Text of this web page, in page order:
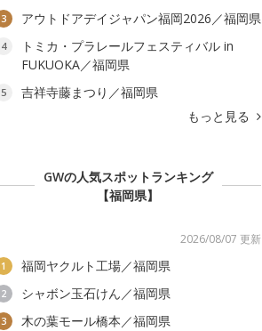
3 アウトドアデイジャパン福岡2026／福岡県
4
トミカ・プラレールフェスティバル in
FUKUOKA／福岡県
5
吉祥寺藤まつり／福岡県
もっと見る
GWの人気スポットランキング
【福岡県】
2026/08/07 更新
1 福岡ヤクルト工場／福岡県
2 シャボン玉石けん／福岡県
3 木の葉モール橋本／福岡県